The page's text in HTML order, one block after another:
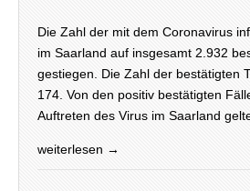
Die Zahl der mit dem Coronavirus
im Saarland auf insgesamt 2.932
gestiegen. Die Zahl der bestätigten
174. Von den positiv bestätigten
Auftreten des Virus im Saarland
weiterlesen →